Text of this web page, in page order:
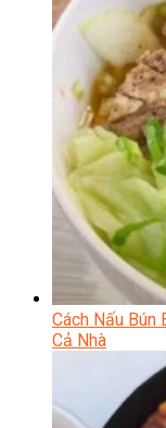
Cách Nấu Bún
Cả Nhà